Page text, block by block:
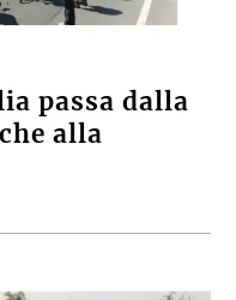
passa dalla
alla